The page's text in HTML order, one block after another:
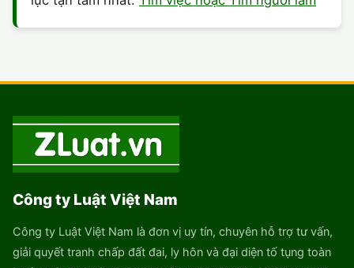
Công ty Luật Việt Nam
Công ty Luật Việt Nam là đơn vị uy tín, chuyên hỗ trợ tư vấn,
giải quyết tranh chấp đất đai, ly hôn và đại diện tố tụng toàn